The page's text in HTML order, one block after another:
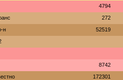
4794
272
н 52519
8742
172301